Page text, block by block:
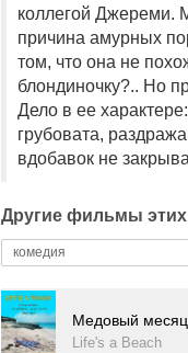
коллегой Джереми.
причина амурных
том, что она не
блондиночку?.. Но
Дело в ее
грубовата,
вдобавок не
Другие фильмы
комедия
Медовый месяц
Life's a Beach